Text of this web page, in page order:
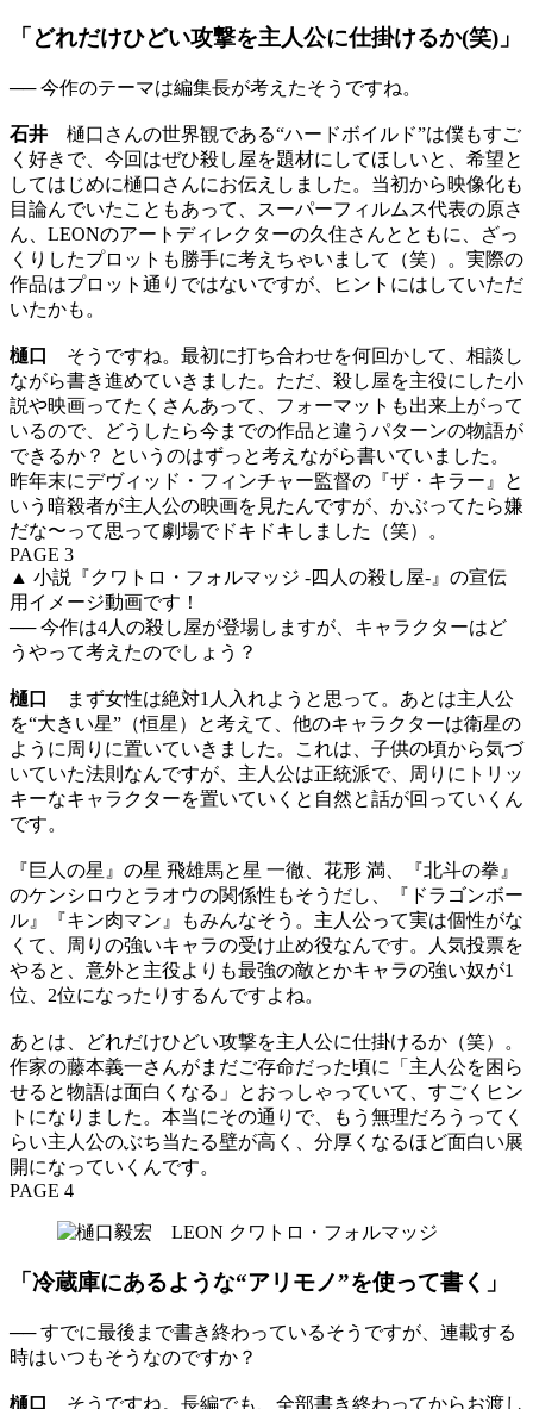
「どれだけひどい攻撃を主人公に仕掛けるか(笑)」
── 今作のテーマは編集長が考えたそうですね。
石井 樋口さんの世界観である“ハードボイルド”は僕もすご
く好きで、今回はぜひ殺し屋を題材にしてほしいと、希望と
してはじめに樋口さんにお伝えしました。当初から映像化も
目論んでいたこともあって、スーパーフィルムス代表の原さ
ん、LEONのアートディレクターの久住さんとともに、ざっ
くりしたプロットも勝手に考えちゃいまして（笑）。実際の
作品はプロット通りではないですが、ヒントにはしていただ
いたかも。
樋口
そうですね。最初に打ち合わせを何回かして、相談し
ながら書き進めていきました。ただ、殺し屋を主役にした小
説や映画ってたくさんあって、フォーマットも出来上がって
いるので、どうしたら今までの作品と違うパターンの物語が
できるか？ というのはずっと考えながら書いていました。
昨年末にデヴィッド・フィンチャー監督の『ザ・キラー』と
いう暗殺者が主人公の映画を見たんですが、かぶってたら嫌
だな〜って思って劇場でドキドキしました（笑）。
PAGE 3
▲ 小説『クワトロ・フォルマッジ -四人の殺し屋-』の宣伝
用イメージ動画です！
── 今作は4人の殺し屋が登場しますが、キャラクターはど
うやって考えたのでしょう？
樋口
まず女性は絶対1人入れようと思って。あとは主人公
を“大きい星”（恒星）と考えて、他のキャラクターは衛星の
ように周りに置いていきました。これは、子供の頃から気づ
いていた法則なんですが、主人公は正統派で、周りにトリッ
キーなキャラクターを置いていくと自然と話が回っていくん
です。
『巨人の星』の星 飛雄馬と星 一徹、花形 満、『北斗の拳』
のケンシロウとラオウの関係性もそうだし、『ドラゴンボー
ル』『キン肉マン』もみんなそう。主人公って実は個性がな
くて、周りの強いキャラの受け止め役なんです。人気投票を
やると、意外と主役よりも最強の敵とかキャラの強い奴が1
位、2位になったりするんですよね。
あとは、どれだけひどい攻撃を主人公に仕掛けるか（笑）。
作家の藤本義一さんがまだご存命だった頃に「主人公を困ら
せると物語は面白くなる」とおっしゃっていて、すごくヒン
トになりました。本当にその通りで、もう無理だろうってく
らい主人公のぶち当たる壁が高く、分厚くなるほど面白い展
開になっていくんです。
PAGE 4
「冷蔵庫にあるような“アリモノ”を使って書く」
── すでに最後まで書き終わっているそうですが、連載する
時はいつもそうなのですか？
樋口 そうですね。長編でも、全部書き終わってからお渡し